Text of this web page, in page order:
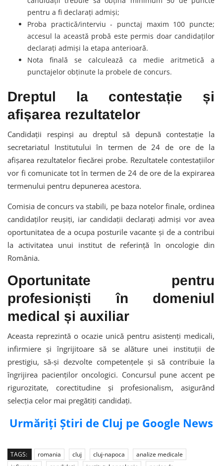
pentru a fi declarați admiși;
Proba practică/interviu - punctaj maxim 100 puncte;
accesul la această probă este permis doar candidaților
declarați admiși la etapa anterioară.
Nota finală se calculează ca medie aritmetică a
punctajelor obținute la probele de concurs.
Dreptul la contestație și
afișarea rezultatelor
Candidații respinși au dreptul să depună contestație la
secretariatul Institutului în termen de 24 de ore de la
afișarea rezultatelor fiecărei probe. Rezultatele contestațiilor
vor fi comunicate tot în termen de 24 de ore de la expirarea
termenului pentru depunerea acestora.
Comisia de concurs va stabili, pe baza notelor finale, ordinea
candidaților reușiți, iar candidații declarați admiși vor avea
oportunitatea de a ocupa posturile vacante și de a contribui
la activitatea unui institut de referință în oncologie din
România.
Oportunitate pentru
profesioniști în domeniul
medical și auxiliar
Aceasta reprezintă o ocazie unică pentru asistenți medicali,
infirmiere și îngrijitoare să se alăture unei instituții de
prestigiu, să-și dezvolte competențele și să contribuie la
îngrijirea pacienților oncologici. Concursul pune accent pe
rigurozitate, corectitudine și profesionalism, asigurând
selecția celor mai pregătiți candidați.
Urmăriți Știri de Cluj pe Google News
TAGS: romania cluj cluj-napoca
analize medicale